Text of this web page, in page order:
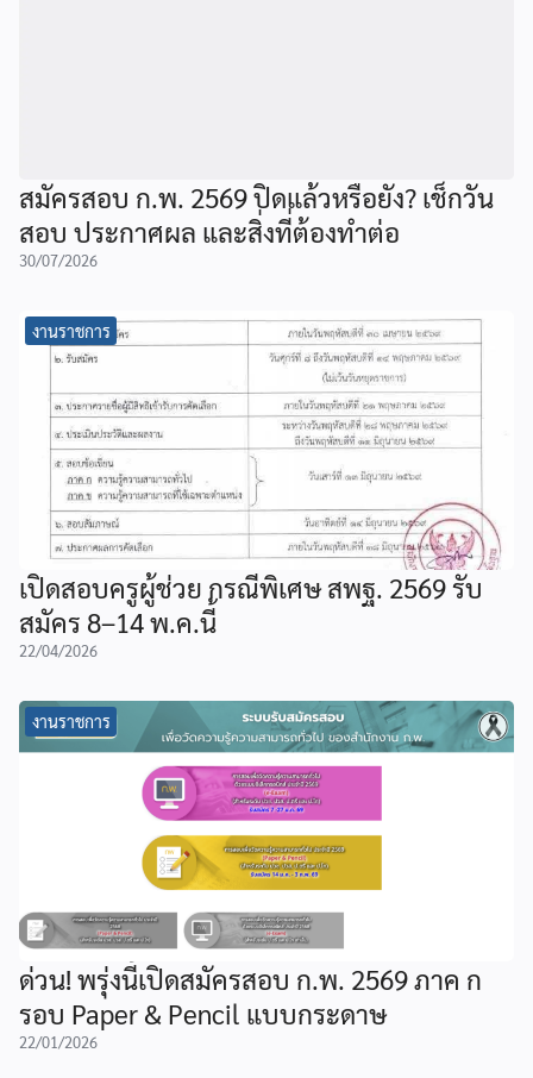
สมัครสอบ ก.พ. 2569 ปิดแล้วหรือยัง? เช็กวัน
สอบ ประกาศผล และสิ่งที่ต้องทำต่อ
30/07/2026
งานราชการ
เปิดสอบครูผู้ช่วย กรณีพิเศษ สพฐ. 2569 รับ
สมัคร 8–14 พ.ค.นี้
22/04/2026
งานราชการ
ด่วน! พรุ่งนี้เปิดสมัครสอบ ก.พ. 2569 ภาค ก
รอบ Paper & Pencil แบบกระดาษ
22/01/2026